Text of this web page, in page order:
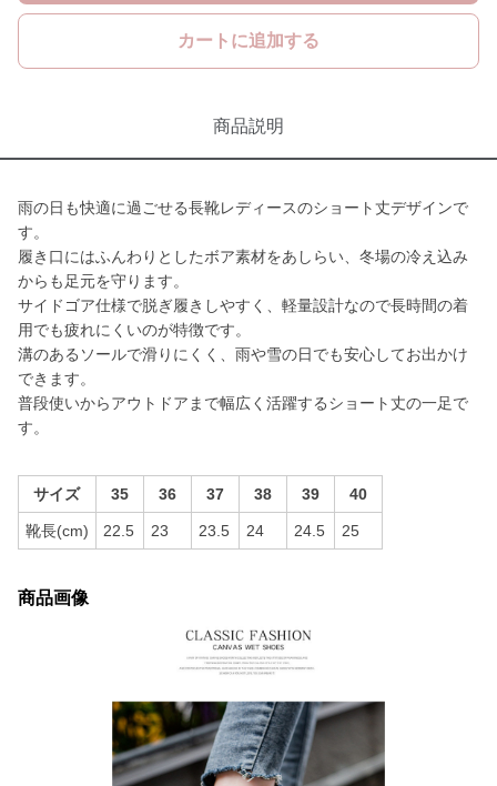
カートに追加する
商品説明
雨の日も快適に過ごせる長靴レディースのショート丈デザインで
す。
履き口にはふんわりとしたボア素材をあしらい、冬場の冷え込み
からも足元を守ります。
サイドゴア仕様で脱ぎ履きしやすく、軽量設計なので長時間の着
用でも疲れにくいのが特徴です。
溝のあるソールで滑りにくく、雨や雪の日でも安心してお出かけ
できます。
普段使いからアウトドアまで幅広く活躍するショート丈の一足で
す。
サイズ 35 36 37 38 39 40
靴長(cm) 22.5 23 23.5 24 24.5 25
商品画像